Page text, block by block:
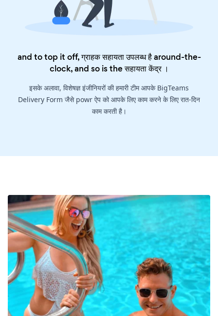
and to top it off, ग्राहक सहायता उपलब्ध है around-the-
clock, and so is theसहायता केंद्र।
इसके अलावा, विशेषज्ञ इंजीनियरों की हमारी टीम आपके BigTeams
Delivery Form जैसे powr ऐप को आपके लिए काम करने के लिए रात-दिन
काम करती है।